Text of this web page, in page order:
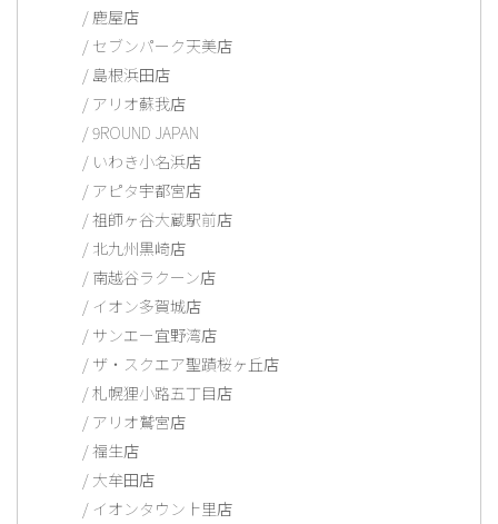
鹿屋店
セブンパーク天美店
島根浜田店
アリオ蘇我店
9ROUND JAPAN
いわき小名浜店
アピタ宇都宮店
祖師ヶ谷大蔵駅前店
北九州黒崎店
南越谷ラクーン店
イオン多賀城店
サンエー宜野湾店
ザ・スクエア聖蹟桜ヶ丘店
札幌狸小路五丁目店
アリオ鷲宮店
福生店
大牟田店
イオンタウン上里店